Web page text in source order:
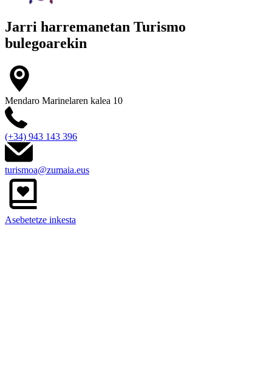
Jarri harremanetan Turismo
bulegoarekin
Mendaro Marinelaren kalea 10
(+34) 943 143 396
turismoa@zumaia.eus
Asebetetze inkesta